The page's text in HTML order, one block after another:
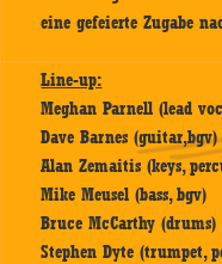
eine gefeierte Zugabe
Line-up:
Meghan Parnell (lead
Dave Barnes (guitar,bgv)
Alan Zemaitis (keys,
Mike Meusel (bass, bgv)
Bruce McCarthy (drums)
Stephen Dyte (trumpet,